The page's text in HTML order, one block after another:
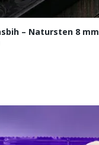
– Natursten 8 mm